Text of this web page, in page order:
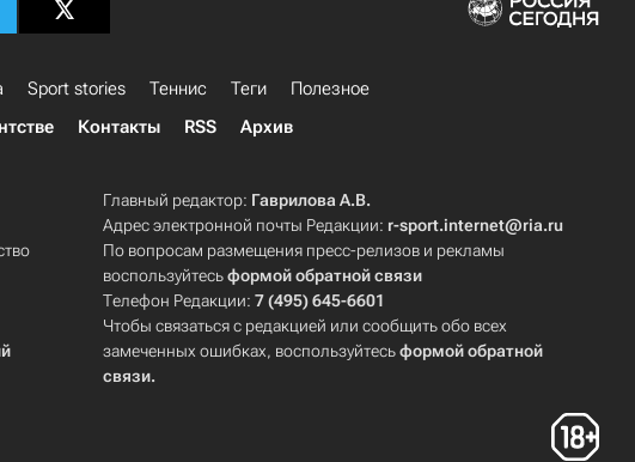
Sport stories Теннис Теги
Полезное
Контакты RSS Архив
Главный редактор: Гаврилова А.В.
Адрес электронной почты Редакции: r-sport.internet@ria.ru
По вопросам размещения пресс-релизов и рекламы
воспользуйтесьформой обратной связи
Телефон Редакции:7 (495) 645-6601
Чтобы связаться с редакцией или сообщить обо всех
замеченных ошибках, воспользуйтесьформой обратной
связи.